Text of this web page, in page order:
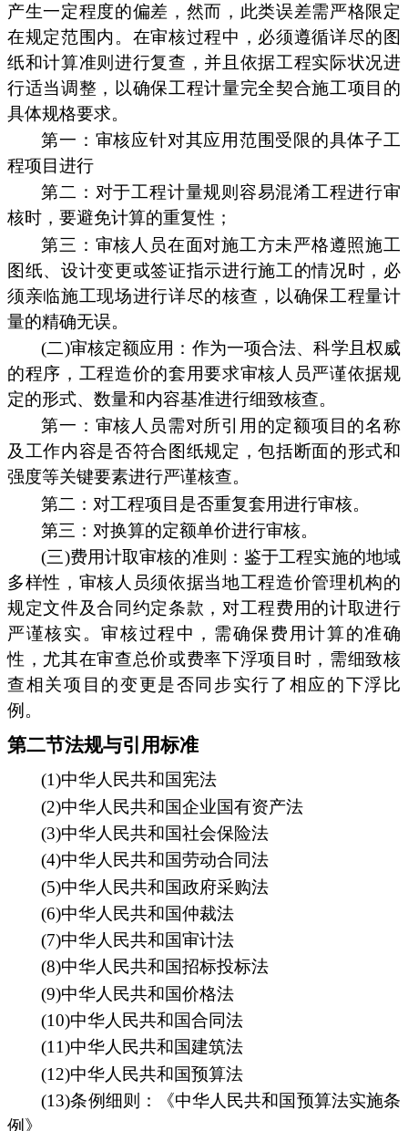
产生一定程度的偏差，然而，此类误差需严格限定
在规定范围内。在审核过程中，必须遵循详尽的图
纸和计算准则进行复查，并且依据工程实际状况进
行适当调整，以确保工程计量完全契合施工项目的
具体规格要求。
第一：审核应针对其应用范围受限的具体子工
程项目进行
第二：对于工程计量规则容易混淆工程进行审
核时，要避免计算的重复性；
第三：审核人员在面对施工方未严格遵照施工
图纸、设计变更或签证指示进行施工的情况时，必
须亲临施工现场进行详尽的核查，以确保工程量计
量的精确无误。
(二)审核定额应用：作为一项合法、科学且权威
的程序，工程造价的套用要求审核人员严谨依据规
定的形式、数量和内容基准进行细致核查。
第一：审核人员需对所引用的定额项目的名称
及工作内容是否符合图纸规定，包括断面的形式和
强度等关键要素进行严谨核查。
第二：对工程项目是否重复套用进行审核。
第三：对换算的定额单价进行审核。
(三)费用计取审核的准则：鉴于工程实施的地域
多样性，审核人员须依据当地工程造价管理机构的
规定文件及合同约定条款，对工程费用的计取进行
严谨核实。审核过程中，需确保费用计算的准确
性，尤其在审查总价或费率下浮项目时，需细致核
查相关项目的变更是否同步实行了相应的下浮比
例。
第二节法规与引用标准
(1)中华人民共和国宪法
(2)中华人民共和国企业国有资产法
(3)中华人民共和国社会保险法
(4)中华人民共和国劳动合同法
(5)中华人民共和国政府采购法
(6)中华人民共和国仲裁法
(7)中华人民共和国审计法
(8)中华人民共和国招标投标法
(9)中华人民共和国价格法
(10)中华人民共和国合同法
(11)中华人民共和国建筑法
(12)中华人民共和国预算法
(13)条例细则：《中华人民共和国预算法实施条
例》